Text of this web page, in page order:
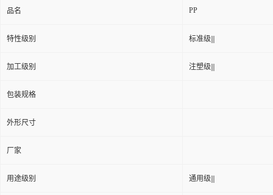
品名 PP
特性级别 标准级|||
加工级别 注塑级|||
包装规格
外形尺寸
厂家
用途级别 通用级|||